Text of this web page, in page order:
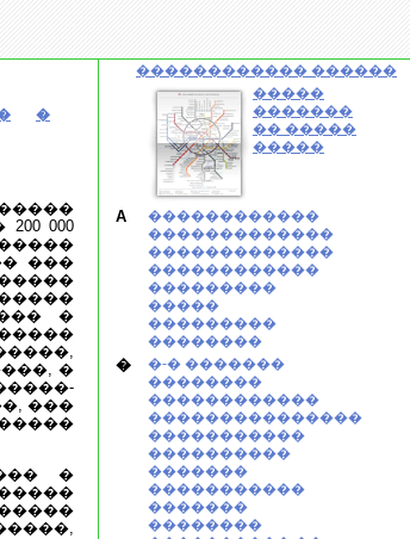
�
000
���
�
�
���
�
������������ ������
�����
�������
�� �����
�����
A
������������
�������������
�������������
������������
���������
�����
���������
��������
�
�-� �������
��������
������������
���������������
�����������
����������
�������
�����������
�������
��������